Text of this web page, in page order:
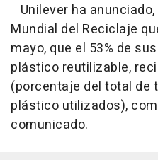
Unilever ha
Mundial del Reciclaje
mayo, que el 53% de
plástico reutilizable,
(porcentaje del total de
plástico utilizados),
comunicado.